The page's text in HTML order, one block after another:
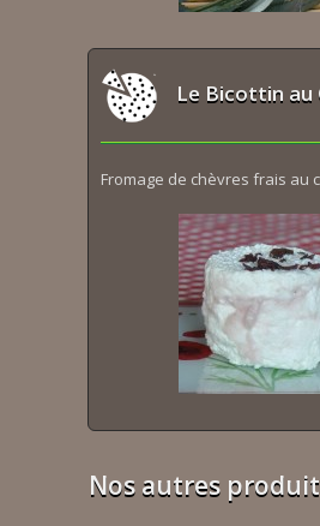
Le Bicottin au
Fromage de chèvres frais au
Nos autres